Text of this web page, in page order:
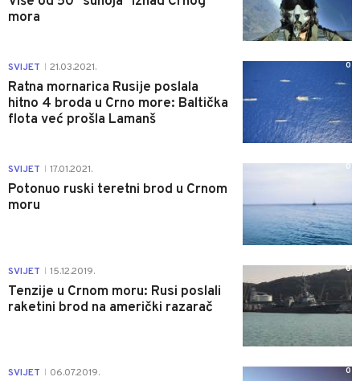
mora
SVIJET 21.03.2021.
Ratna mornarica Rusije poslala
hitno 4 broda u Crno more: Baltička
flota već prošla Lamanš
0
SVIJET 17.01.2021.
Potonuo ruski teretni brod u Crnom
moru
0
SVIJET 15.12.2019.
Tenzije u Crnom moru: Rusi poslali
raketini brod na američki razarač
0
SVIJET 06.07.2019. 0